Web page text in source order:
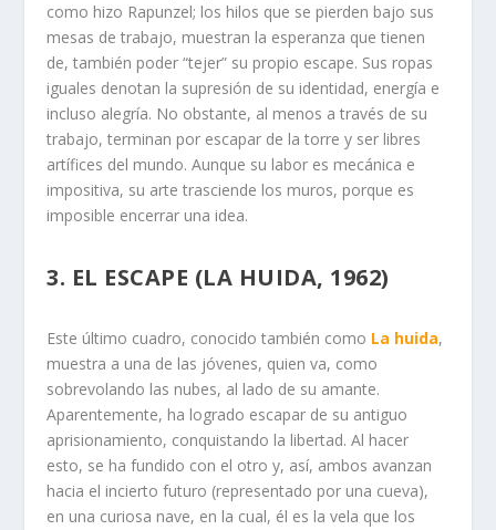
como hizo Rapunzel; los hilos que se pierden bajo sus
mesas de trabajo, muestran la esperanza que tienen
de, también poder “tejer” su propio escape. Sus ropas
iguales denotan la supresión de su identidad, energía e
incluso alegría. No obstante, al menos a través de su
trabajo, terminan por escapar de la torre y ser libres
artífices del mundo. Aunque su labor es mecánica e
impositiva, su arte trasciende los muros, porque es
imposible encerrar una idea.
3. EL ESCAPE (LA HUIDA, 1962)
Este último cuadro, conocido también como La huida,
muestra a una de las jóvenes, quien va, como
sobrevolando las nubes, al lado de su amante.
Aparentemente, ha logrado escapar de su antiguo
aprisionamiento, conquistando la libertad. Al hacer
esto, se ha fundido con el otro y, así, ambos avanzan
hacia el incierto futuro (representado por una cueva),
en una curiosa nave, en la cual, él es la vela que los